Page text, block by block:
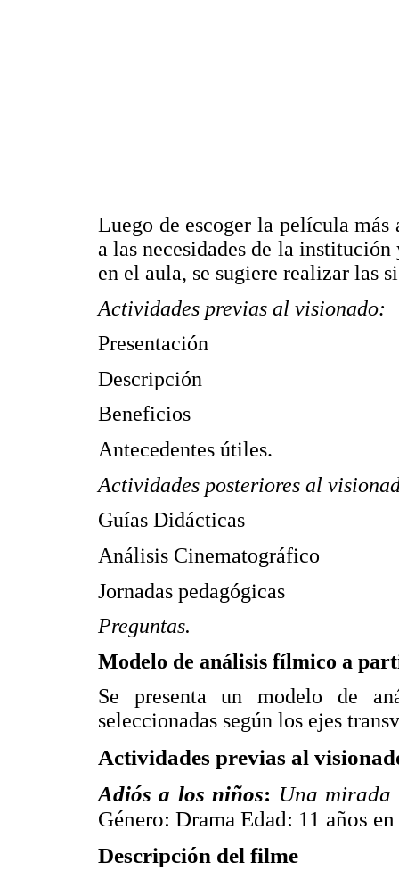
Luego de escoger la película más
a las necesidades de la
en el aula, se sugiere realizar las
Actividades previas al visionado:
Presentación
Descripción
Beneficios
Antecedentes útiles.
Actividades posteriores al
Guías Didácticas
Análisis Cinematográfico
Jornadas pedagógicas
Preguntas.
Modelo de análisis fílmico a
Se presenta un modelo de
seleccionadas según los ejes
Actividades previas al
Adiós a los niños: Una
Género: Drama Edad: 11 años
Descripción del filme